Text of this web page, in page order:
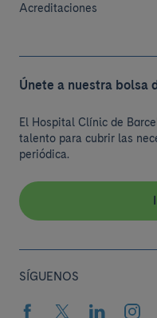
Acreditaciones
Únete a nuestra bolsa
El Hospital Clínic de
talento para cubrir las
periódica.
SÍGUENOS